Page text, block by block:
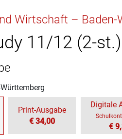
NuT
Wirtschaft –
11/12 (2-st.)
Print-Ausgabe
€ 34,00
Digitale
€